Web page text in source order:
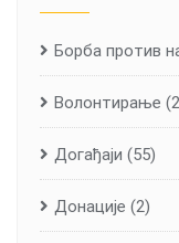
Борба против
Волонтирање
Догађаји (55)
Донације (2)